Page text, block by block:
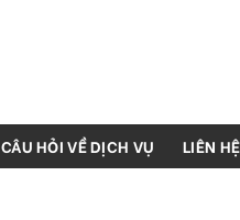
CÂU HỎI VỀ DỊCH VỤ LIÊN HỆ